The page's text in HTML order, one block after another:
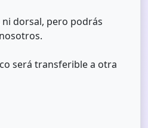
dorsal, pero podrás
será transferible a otra